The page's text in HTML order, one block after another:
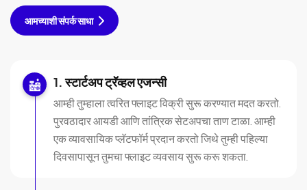
आमच्याशी संपर्क साधा
स्टार्टअप ट्रॅव्हल एजन्सी
आम्ही तुम्हाला त्वरित फ्लाइट विक्री सुरू करण्यात मदत करतो.
पुरवठादार आयडी आणि तांत्रिक सेटअपचा ताण टाळा. आम्ही
एक व्यावसायिक प्लॅटफॉर्म प्रदान करतो जिथे तुम्ही पहिल्या
दिवसापासून तुमचा फ्लाइट व्यवसाय सुरू करू शकता.